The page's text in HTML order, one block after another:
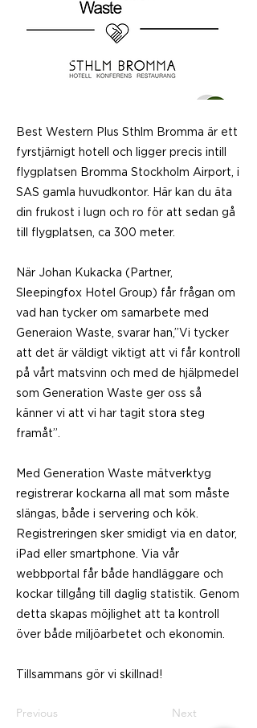
Best Western Plus Sthlm Bromma är ett
fyrstjärnigt hotell och ligger precis intill
flygplatsen Bromma Stockholm Airport, i
SAS gamla huvudkontor. Här kan du äta
din frukost i lugn och ro för att sedan gå
till flygplatsen, ca 300 meter.
När Johan Kukacka (Partner,
Sleepingfox Hotel Group) får frågan om
vad han tycker om samarbete med
Generaion Waste, svarar han,’’Vi tycker
att det är väldigt viktigt att vi får kontroll
på vårt matsvinn och med de hjälpmedel
som Generation Waste ger oss så
känner vi att vi har tagit stora steg
framåt’’.
Med Generation Waste mätverktyg
registrerar kockarna all mat som måste
slängas, både i servering och kök.
Registreringen sker smidigt via en dator,
iPad eller smartphone. Via vår
webbportal får både handläggare och
kockar tillgång till daglig statistik. Genom
detta skapas möjlighet att ta kontroll
över både miljöarbetet och ekonomin.
Tillsammans gör vi skillnad!
Previous Next